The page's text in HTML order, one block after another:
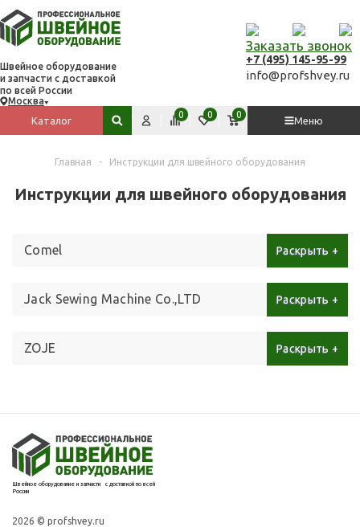
Швейное оборудование
и запчасти с доставкой
по всей России
Москва
Заказать звонок
+7 (495) 145-95-99
info@profshvey.ru
Каталог
Меню
Поиск по сайту
Сравнить
0 Избранное
0 Корзина
0
Главная - Инструкции для швейного оборудования
Инструкции для швейного оборудования
Comel
Jack Sewing Machine Co.,LTD
ZOJE
Швейное оборудование и запчасти с доставкой по всей
России
2026 © profshvey.ru